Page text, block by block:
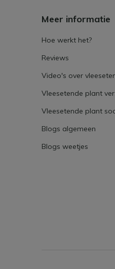
Meer informatie
Hoe werkt het?
Reviews
Video's over
Vleesetende plant
Vleesetende plant
Blogs algemeen
Blogs weetjes